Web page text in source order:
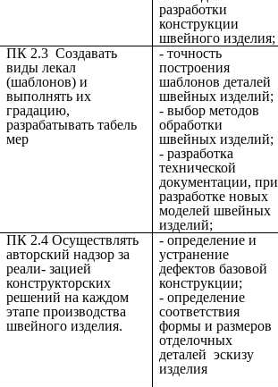
разработки
конструкции
швейного изделия;
ПК 2.3 Создавать
виды лекал
(шаблонов) и
выполнять их
градацию,
разрабатывать табель
мер
- точность
построения
шаблонов деталей
швейных изделий;
- выбор методов
обработки
швейных изделий;
- разработка
технической
документации, при
разработке новых
моделей швейных
изделий;
ПК 2.4 Осуществлять
авторский надзор за
реали- зацией
конструкторских
решений на каждом
этапе производства
швейного изделия.
- определение и
устранение
дефектов базовой
конструкции;
- определение
соответствия
формы и размеров
отделочных
деталей эскизу
изделия